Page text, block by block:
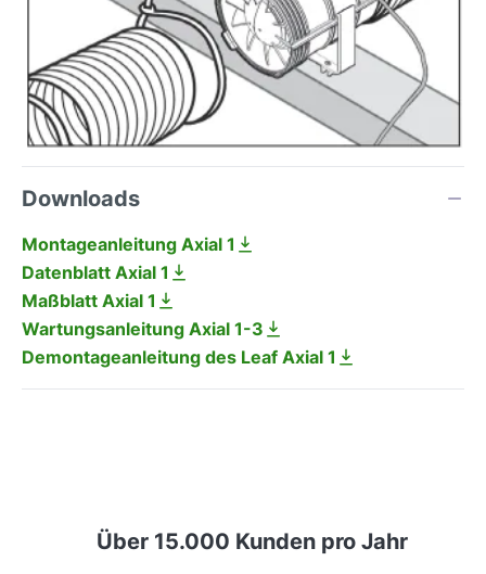
Downloads
Montageanleitung Axial 1
Datenblatt Axial 1
Maßblatt Axial 1
Wartungsanleitung Axial 1-3
Demontageanleitung des Leaf Axial 1
Über 15.000 Kunden pro Jahr